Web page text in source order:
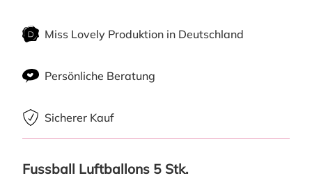
Miss Lovely Produktion in Deutschland
Persönliche Beratung
Sicherer Kauf
Fussball Luftballons 5 Stk.